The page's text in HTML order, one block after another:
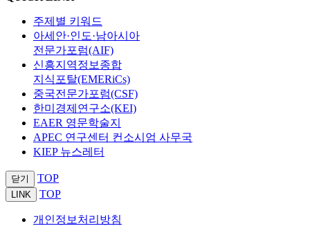
주제별 키워드
아세안·인도·남아시아
전문가포럼(AIF)
신흥지역정보종합
지식포탈(EMERiCs)
중국전문가포럼(CSF)
한미경제연구소(KEI)
EAER 영문학술지
APEC 연구센터 컨소시엄 사무국
KIEP 뉴스레터
닫기 TOP
LINK TOP
개인정보처리방침